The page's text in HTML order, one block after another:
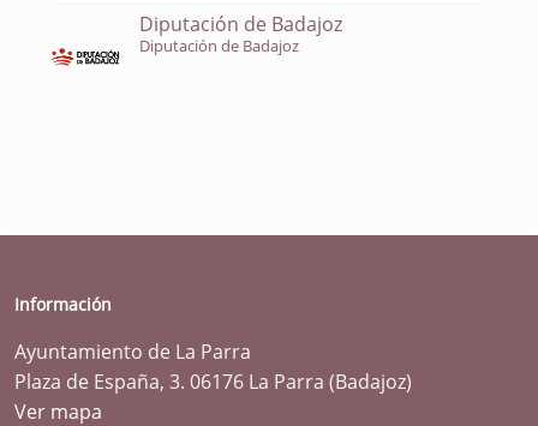
Diputación de Badajoz
Diputación de Badajoz
Información
Ayuntamiento de La Parra
Plaza de España, 3. 06176 La Parra (Badajoz)
Ver mapa